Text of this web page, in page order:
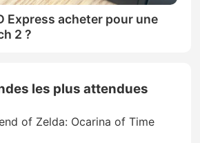
Express acheter pour une
2 ?
les plus attendues
of Zelda: Ocarina of Time